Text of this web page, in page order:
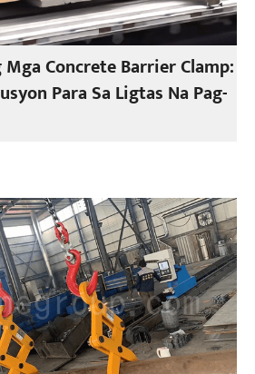
Concrete Barrier Clamp:
Para Sa Ligtas Na Pag-